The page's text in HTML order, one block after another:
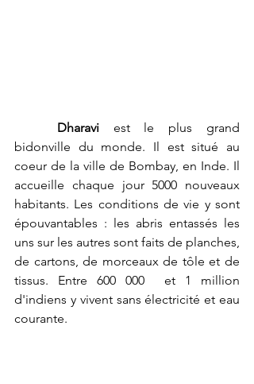
Dharavi est le plus grand
bidonville du monde. Il est situé au
coeur de la ville de Bombay, en Inde. Il
accueille chaque jour 5000 nouveaux
habitants. Les conditions de vie y sont
épouvantables : les abris entassés les
uns sur les autres sont faits de planches,
de cartons, de morceaux de tôle et de
tissus. Entre 600 000  et 1 million
d'indiens y vivent sans électricité et eau
courante.